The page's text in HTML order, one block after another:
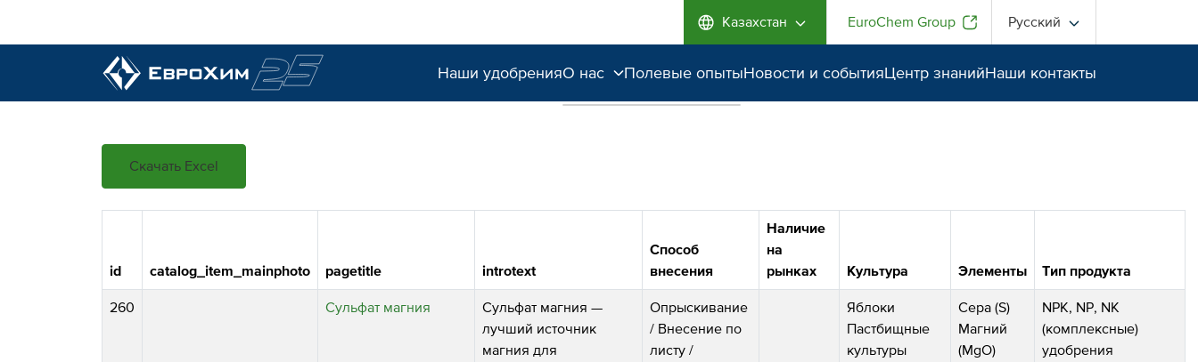
Казахстан EuroChem Group Русский
Наши удобренияО нас Полевые опытыНовости и событияЦентр знанийНаши контакты
Забота об экологии
Новости и события
Скачать Excel
id catalog_item_mainphoto pagetitle introtext
Способ
внесения
Наличие
на
рынках
Культура Элементы Тип продукта
260 Сульфат магния
Сульфат магния —
лучший источник
магния для
Опрыскивание
/ Внесение по
листу /
Яблоки
Пастбищные
культуры
Сера (S)
Магний
(MgO)
NPK, NP, NK
(комплексные)
удобрения